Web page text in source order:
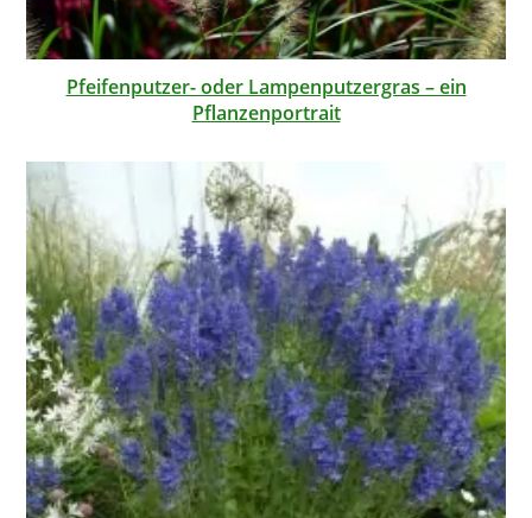
Pfeifenputzer- oder Lampenputzergras – ein
Pflanzenportrait